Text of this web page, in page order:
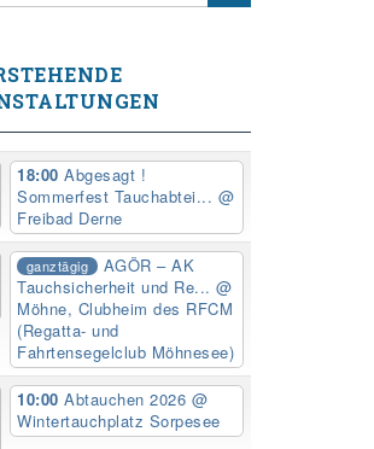
18:00Abgesagt !
Sommerfest Tauchabtei... @
Freibad Derne
ganztägig
AGÖR – AK
Tauchsicherheit und Re...@
Möhne, Clubheim des RFCM
(Regatta- und
Fahrtensegelclub Möhnesee)
10:00Abtauchen 2026 @
Wintertauchplatz Sorpesee